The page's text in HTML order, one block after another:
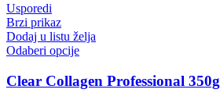
Usporedi
Brzi prikaz
Dodaj u listu želja
Odaberi opcije
Clear Collagen Professional 350g